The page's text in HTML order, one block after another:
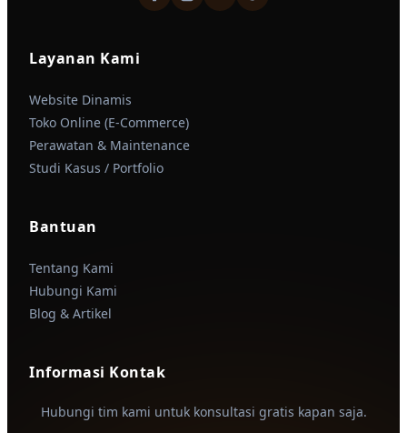
Layanan Kami
Website Dinamis
Toko Online (E-Commerce)
Perawatan & Maintenance
Studi Kasus / Portfolio
Bantuan
Tentang Kami
Hubungi Kami
Blog & Artikel
Informasi Kontak
Hubungi tim kami untuk konsultasi gratis kapan saja.